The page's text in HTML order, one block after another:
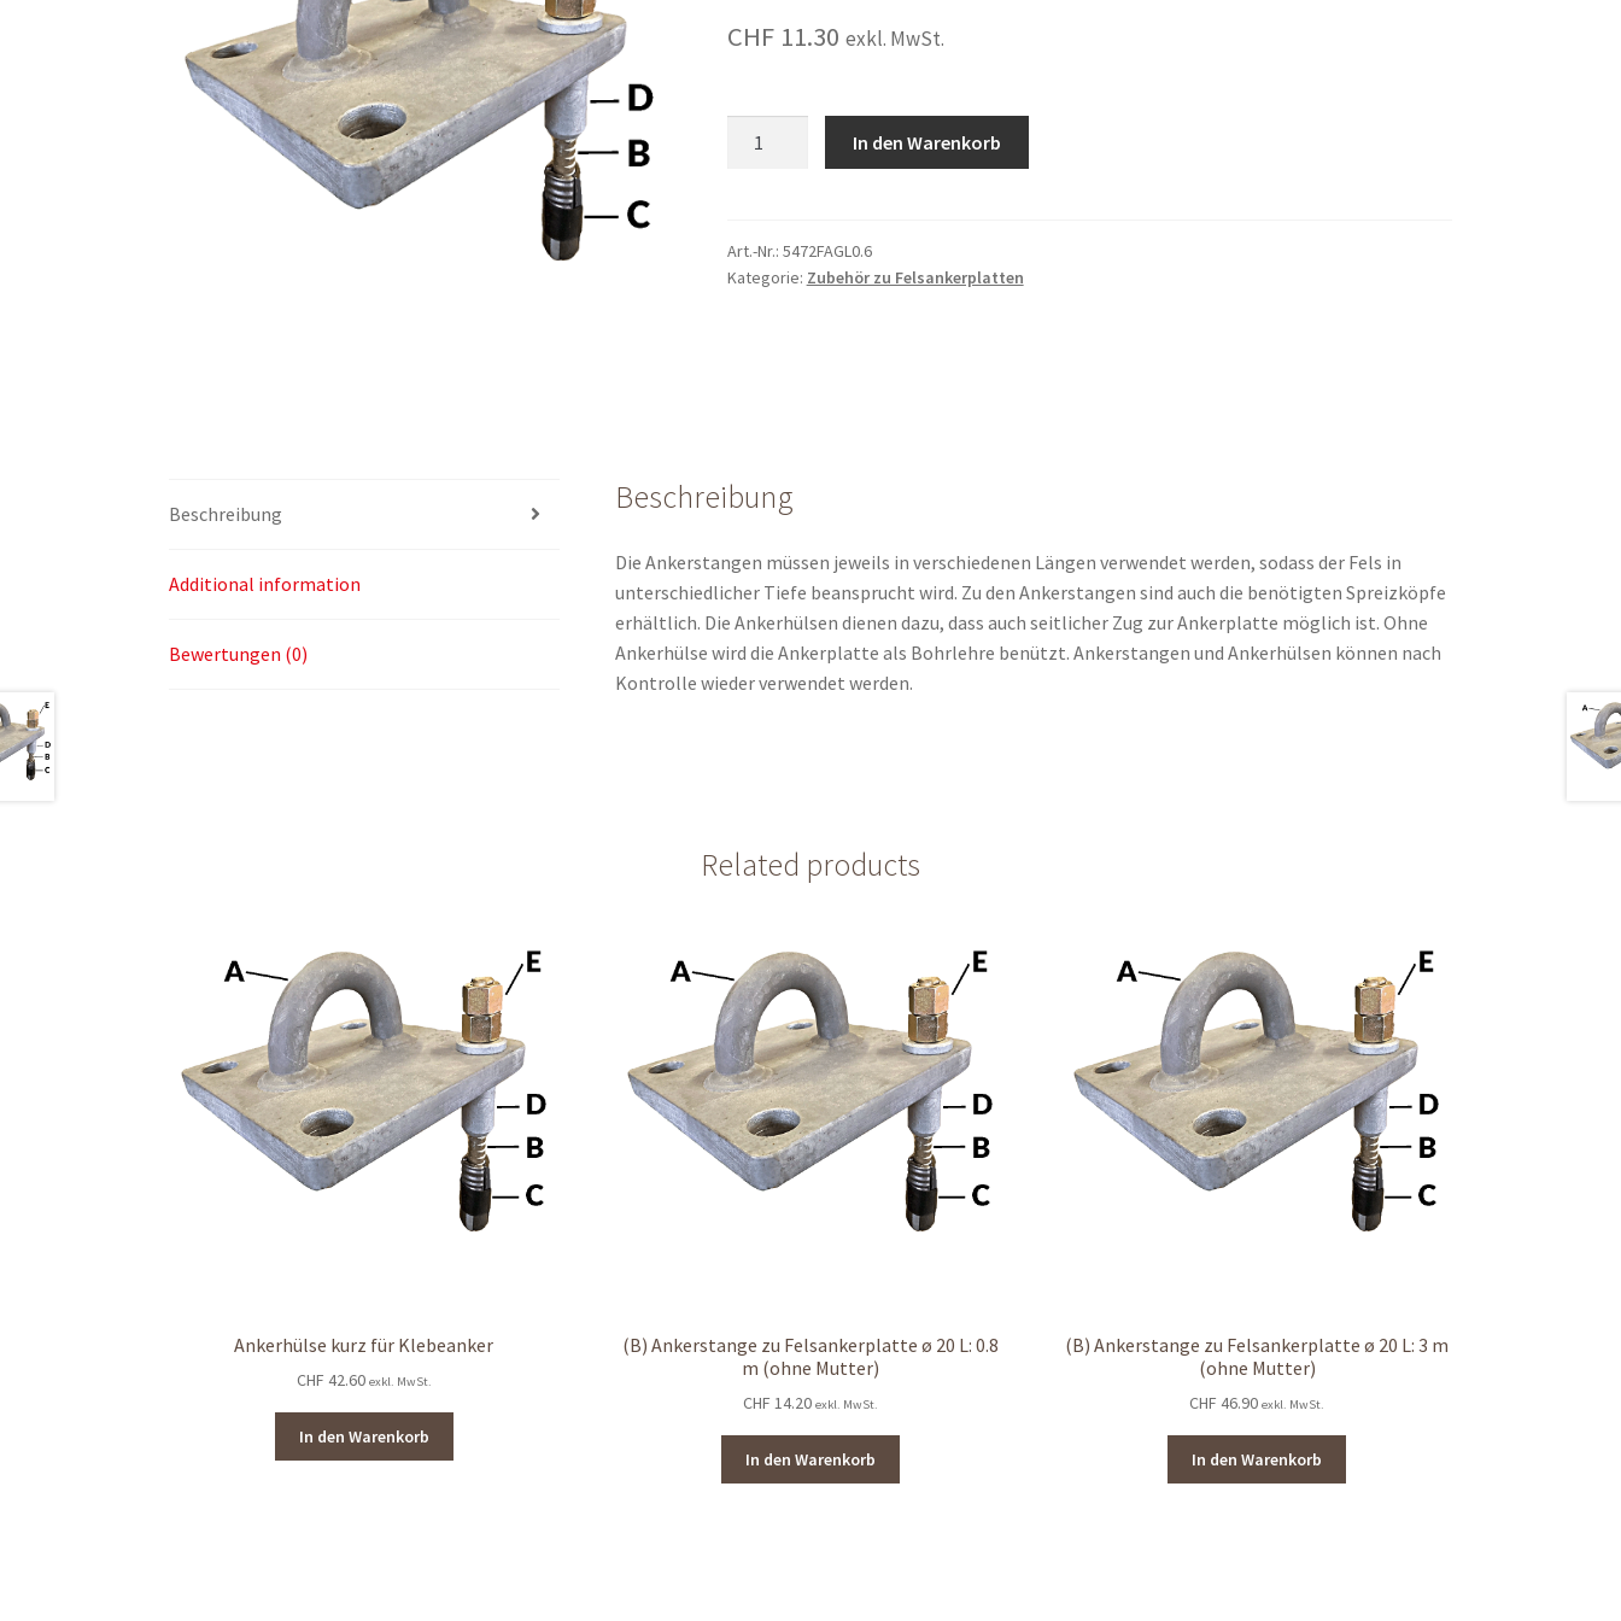
CHF11.30 exkl. MwSt.
ø
20
In den Warenkorb
Art.-Nr.: 5472FAGL0.6
Kategorie: Zubehör zu Felsankerplatten
Beschreibung
Additional information
Bewertungen (0)
Beschreibung
Die Ankerstangen müssen jeweils in verschiedenen Längen verwendet werden, sodass der Fels in
unterschiedlicher Tiefe beansprucht wird. Zu den Ankerstangen sind auch die benötigten Spreizköpfe
erhältlich. Die Ankerhülsen dienen dazu, dass auch seitlicher Zug zur Ankerplatte möglich ist. Ohne
Ankerhülse wird die Ankerplatte als Bohrlehre benützt. Ankerstangen und Ankerhülsen können nach
Kontrolle wieder verwendet werden.
Related products
Ankerhülse kurz für Klebeanker
CHF 42.60 exkl. MwSt.
In den Warenkorb
(B) Ankerstange zu Felsankerplatte ø 20 L: 0.8
m (ohne Mutter)
CHF 14.20 exkl. MwSt.
In den Warenkorb
(B) Ankerstange zu Felsankerplatte ø 20 L: 3 m
(ohne Mutter)
CHF 46.90 exkl. MwSt.
In den Warenkorb